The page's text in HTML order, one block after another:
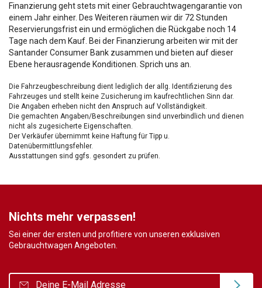
Finanzierung geht stets mit einer Gebrauchtwagengarantie von
einem Jahr einher. Des Weiteren räumen wir dir 72 Stunden
Reservierungsfrist ein und ermöglichen die Rückgabe noch 14
Tage nach dem Kauf. Bei der Finanzierung arbeiten wir mit der
Santander Consumer Bank zusammen und bieten auf dieser
Ebene herausragende Konditionen. Sprich uns an.
Die Fahrzeugbeschreibung dient lediglich der allg. Identifizierung des
Fahrzeuges und stellt keine Zusicherung im kaufrechtlichen Sinn dar.
Die Angaben erheben nicht den Anspruch auf Vollständigkeit.
Die gemachten Angaben/Beschreibungen sind unverbindlich und dienen
nicht als zugesicherte Eigenschaften.
Der Verkäufer übernimmt keine Haftung für Tipp u.
Datenübermittlungsfehler.
Ausstattungen sind ggfs. gesondert zu prüfen.
Nichts mehr verpassen!
Sei einer der ersten und profitiere von unseren exklusiven
Gebrauchtwagen Angeboten.